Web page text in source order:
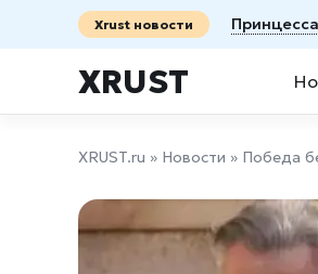
Xrust новости
XRUST
XRUST.ru » Новости » Победа